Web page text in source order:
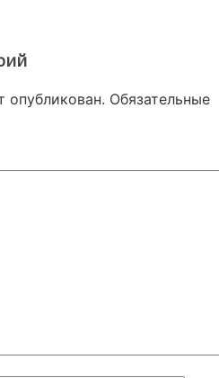
опубликован. Обязательные